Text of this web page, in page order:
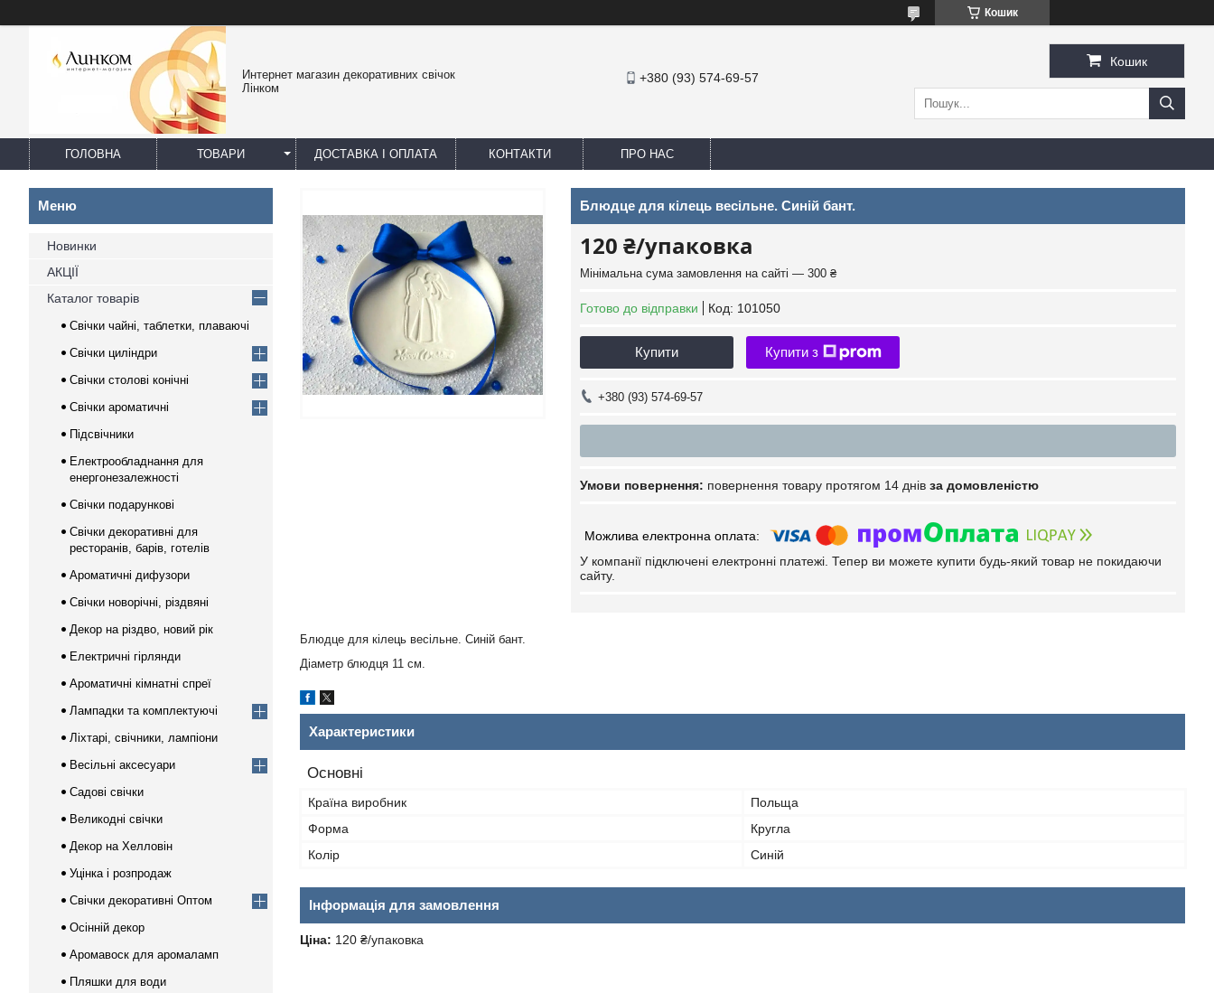
Кошик
Интернет магазин декоративних свічок
Лінком
+380 (93) 574-69-57
Кошик
ГОЛОВНА ТОВАРИ ДОСТАВКА І ОПЛАТА КОНТАКТИ ПРО НАС
Блюдце для кілець весільне. Синій бант.
120 ₴/упаковка
Мінімальна сума замовлення на сайті — 300 ₴
Готово до відправки Код: 101050
Купити Купити з
+380 (93) 574-69-57
повернення товару протягом 14 днів за домовленістю
У компанії підключені електронні платежі. Тепер ви можете купити будь-який товар не покидаючи
сайту.
Блюдце для кілець весільне. Синій бант.
Діаметр блюдця 11 см.
Характеристики
Основні
Країна виробник
Польща
Форма
Кругла
Колір
Синій
Інформація для замовлення
Ціна: 120 ₴/упаковка
Новинки
АКЦІЇ
Каталог товарів
Свічки чайні, таблетки, плаваючі
Свічки циліндри
Свічки столові конічні
Свічки ароматичні
Підсвічники
Електрообладнання для
енергонезалежності
Свічки подарункові
Свічки декоративні для
ресторанів, барів, готелів
Ароматичні дифузори
Свічки новорічні, різдвяні
Декор на різдво, новий рік
Електричні гірлянди
Ароматичні кімнатні спреї
Лампадки та комплектуючі
Ліхтарі, свічники, лампіони
Весільні аксесуари
Садові свічки
Великодні свічки
Декор на Хелловін
Уцінка і розпродаж
Свічки декоративні Оптом
Осінній декор
Аромавоск для аромаламп
Пляшки для води